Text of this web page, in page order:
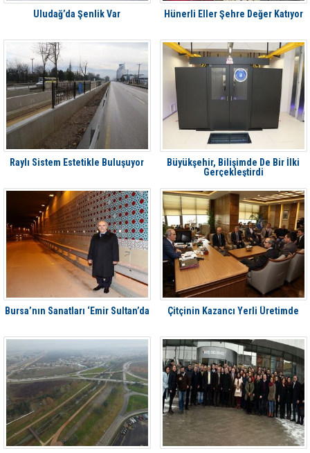
Uludağ’da Şenlik Var Hünerli Eller Şehre Değer Katıyor
Raylı Sistem Estetikle Buluşuyor
Büyükşehir, Bilişimde De Bir İlki
Gerçekleştirdi
Bursa’nın Sanatları ‘Emir Sultan’da Çitçinin Kazancı Yerli Üretimde